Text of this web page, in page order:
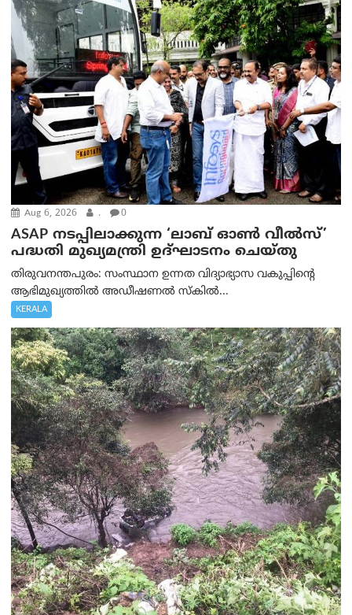
Aug 6, 2026 . 0
ASAP നടപ്പിലാക്കുന്ന ‘ലാബ് ഓൺ വീൽസ്’
പദ്ധതി മുഖ്യമന്ത്രി ഉദ്ഘാടനം ചെയ്തു
തിരുവനന്തപുരം: സംസ്ഥാന ഉന്നത വിദ്യാഭ്യാസ വകുപ്പിന്റെ
ആഭിമുഖ്യത്തിൽ അഡീഷണൽ സ്കിൽ...
KERALA